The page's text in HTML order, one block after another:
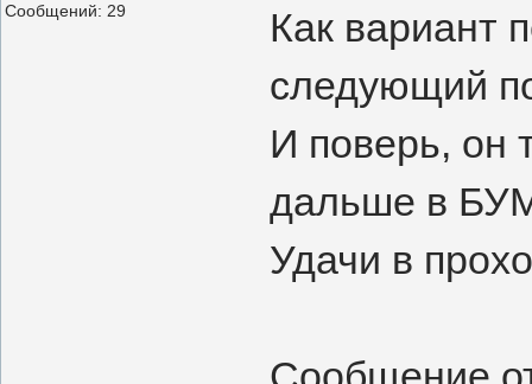
Сообщений: 29
Как вариант
следующий
И поверь, он
дальше в
Удачи в